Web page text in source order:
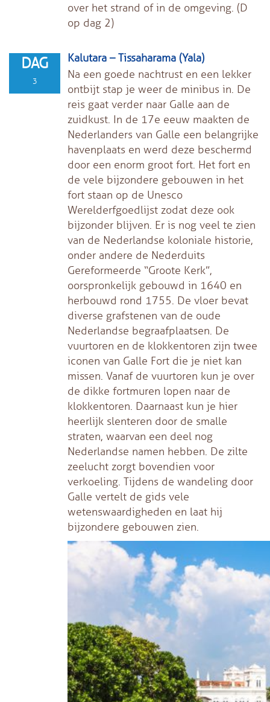
over het strand of in de omgeving. (D
op dag 2)
DAG
3
Kalutara – Tissaharama (Yala)
Na een goede nachtrust en een lekker
ontbijt stap je weer de minibus in. De
reis gaat verder naar Galle aan de
zuidkust. In de 17e eeuw maakten de
Nederlanders van Galle een belangrijke
havenplaats en werd deze beschermd
door een enorm groot fort. Het fort en
de vele bijzondere gebouwen in het
fort staan op de Unesco
Werelderfgoedlijst zodat deze ook
bijzonder blijven. Er is nog veel te zien
van de Nederlandse koloniale historie,
onder andere de Nederduits
Gereformeerde “Groote Kerk”,
oorspronkelijk gebouwd in 1640 en
herbouwd rond 1755. De vloer bevat
diverse grafstenen van de oude
Nederlandse begraafplaatsen. De
vuurtoren en de klokkentoren zijn twee
iconen van Galle Fort die je niet kan
missen. Vanaf de vuurtoren kun je over
de dikke fortmuren lopen naar de
klokkentoren. Daarnaast kun je hier
heerlijk slenteren door de smalle
straten, waarvan een deel nog
Nederlandse namen hebben. De zilte
zeelucht zorgt bovendien voor
verkoeling. Tijdens de wandeling door
Galle vertelt de gids vele
wetenswaardigheden en laat hij
bijzondere gebouwen zien.